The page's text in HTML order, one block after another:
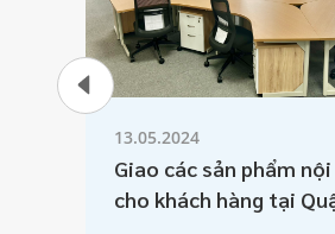
13.05.2024
Giao các sản phẩm
cho khách hàng tại